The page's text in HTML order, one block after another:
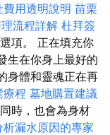
費用透明說明 苗栗
流程詳解 杜拜簽
項。 正在填充你
生在你身上最好的
身體和靈魂正在再
療程 墓地購置建議
時，也會為身材
析漏水原因的專家